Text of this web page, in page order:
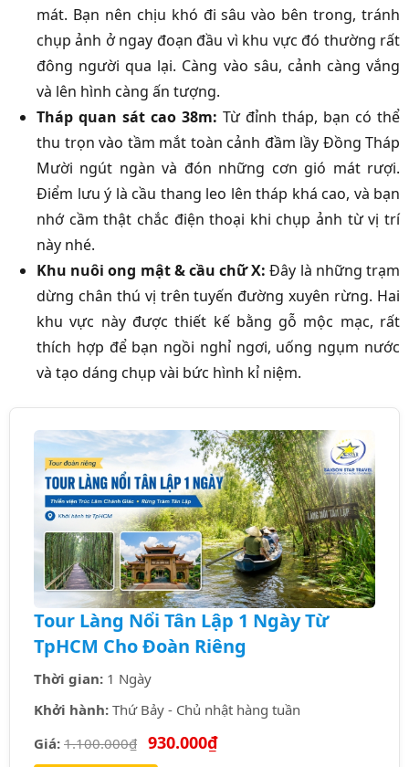
mát. Bạn nên chịu khó đi sâu vào bên trong, tránh
chụp ảnh ở ngay đoạn đầu vì khu vực đó thường rất
đông người qua lại. Càng vào sâu, cảnh càng vắng
và lên hình càng ấn tượng.
Tháp quan sát cao 38m: Từ đỉnh tháp, bạn có thể
thu trọn vào tầm mắt toàn cảnh đầm lầy Đồng Tháp
Mười ngút ngàn và đón những cơn gió mát rượi.
Điểm lưu ý là cầu thang leo lên tháp khá cao, và bạn
nhớ cầm thật chắc điện thoại khi chụp ảnh từ vị trí
này nhé.
Khu nuôi ong mật & cầu chữ X: Đây là những trạm
dừng chân thú vị trên tuyến đường xuyên rừng. Hai
khu vực này được thiết kế bằng gỗ mộc mạc, rất
thích hợp để bạn ngồi nghỉ ngơi, uống ngụm nước
và tạo dáng chụp vài bức hình kỉ niệm.
Tour Làng Nổi Tân Lập 1 Ngày Từ
TpHCM Cho Đoàn Riêng
Thời gian: 1 Ngày
Khởi hành: Thứ Bảy - Chủ nhật hàng tuần
Giá: 1.100.000₫ 930.000₫